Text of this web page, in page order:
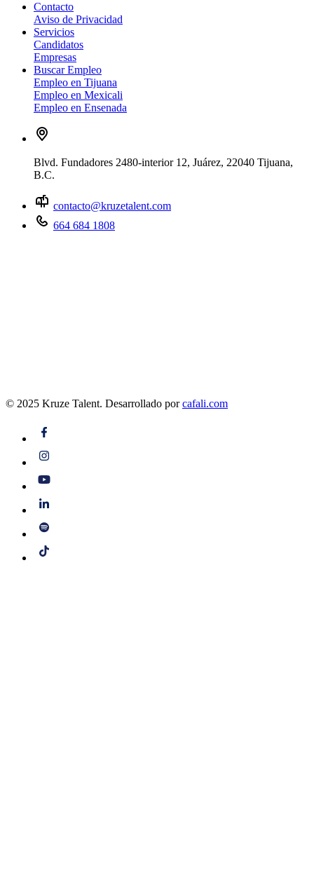
Contacto
Aviso de Privacidad
Servicios
Candidatos
Empresas
Buscar Empleo
Empleo en Tijuana
Empleo en Mexicali
Empleo en Ensenada
Blvd. Fundadores 2480-interior 12, Juárez, 22040 Tijuana,
B.C.
contacto@kruzetalent.com
664 684 1808
© 2025 Kruze Talent. Desarrollado porcafali.com